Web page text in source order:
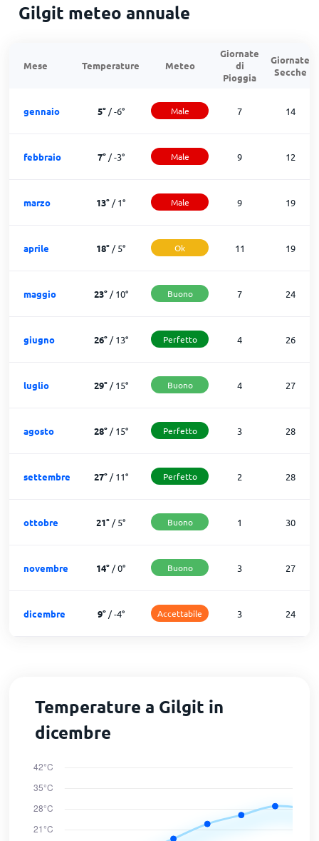
Gilgit meteo annuale
Mese Temperature Meteo
Giornate
di
Pioggia
Giornate
Secche
gennaio 5°/-6° Male 7 14
febbraio 7°/-3° Male 9 12
marzo 13° /1° Male 9 19
aprile 18° /5° Ok 11 19
maggio 23°/10° Buono 7 24
giugno 26°/13° Perfetto 4 26
luglio 29°/15° Buono 4 27
agosto 28°/15° Perfetto 3 28
settembre 27°/11° Perfetto 2 28
ottobre 21° /5° Buono 1 30
novembre 14° /0° Buono 3 27
dicembre 9°/-4° Accettabile 3 24
Temperature a Gilgit in
dicembre